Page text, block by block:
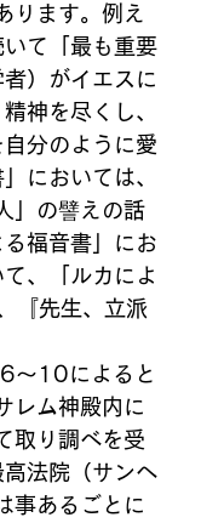
ります。例え
て「最も重要
）がイエスに
神を尽くし、
分のように愛
においては、
」の譬えの話
福音書」にお
、「ルカによ
『先生、立派
～10によると
レム神殿内に
取り調べを受
法院（サンヘ
事あるごとに